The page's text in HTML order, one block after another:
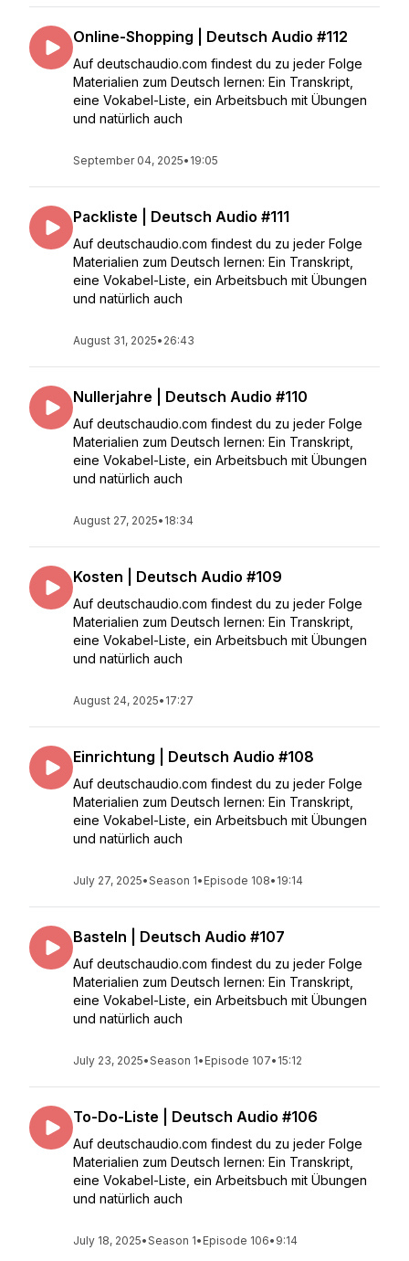
Online-Shopping | Deutsch Audio #112
Auf deutschaudio.com findest du zu jeder Folge
Materialien zum Deutsch lernen: Ein Transkript,
eine Vokabel-Liste, ein Arbeitsbuch mit Übungen
und natürlich auch
September 04, 2025• 19:05
Packliste | Deutsch Audio #111
Auf deutschaudio.com findest du zu jeder Folge
Materialien zum Deutsch lernen: Ein Transkript,
eine Vokabel-Liste, ein Arbeitsbuch mit Übungen
und natürlich auch
August 31, 2025• 26:43
Nullerjahre | Deutsch Audio #110
Auf deutschaudio.com findest du zu jeder Folge
Materialien zum Deutsch lernen: Ein Transkript,
eine Vokabel-Liste, ein Arbeitsbuch mit Übungen
und natürlich auch
August 27, 2025• 18:34
Kosten | Deutsch Audio #109
Auf deutschaudio.com findest du zu jeder Folge
Materialien zum Deutsch lernen: Ein Transkript,
eine Vokabel-Liste, ein Arbeitsbuch mit Übungen
und natürlich auch
August 24, 2025• 17:27
Einrichtung | Deutsch Audio #108
Auf deutschaudio.com findest du zu jeder Folge
Materialien zum Deutsch lernen: Ein Transkript,
eine Vokabel-Liste, ein Arbeitsbuch mit Übungen
und natürlich auch
July 27, 2025•Season 1• Episode 108• 19:14
Basteln | Deutsch Audio #107
Auf deutschaudio.com findest du zu jeder Folge
Materialien zum Deutsch lernen: Ein Transkript,
eine Vokabel-Liste, ein Arbeitsbuch mit Übungen
und natürlich auch
July 23, 2025•Season 1• Episode 107• 15:12
To-Do-Liste | Deutsch Audio #106
Auf deutschaudio.com findest du zu jeder Folge
Materialien zum Deutsch lernen: Ein Transkript,
eine Vokabel-Liste, ein Arbeitsbuch mit Übungen
und natürlich auch
July 18, 2025•Season 1• Episode 106• 9:14